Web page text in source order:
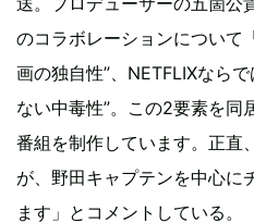
のコラボレーションについて
画の独自性”、NETFLIXなら
ない中毒性”。この2要素を同
番組を制作しています。正直
が、野田キャプテンを中心に
ます」とコメントしている。